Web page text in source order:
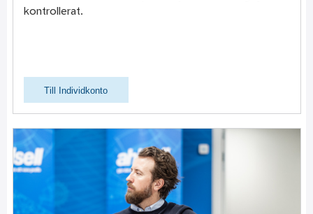
kontrollerat.
Till Individkonto